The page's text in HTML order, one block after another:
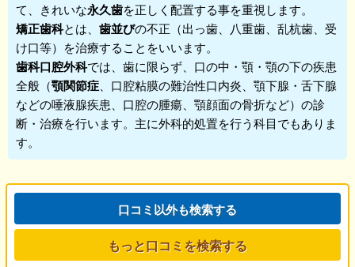
て、きれいな永久歯を正しく配置する事を重視します。
矯正歯科とは、 歯並びの不正（出っ歯、八重歯、乱杭歯、受
け口等）を治療することをいいます。
歯科口腔外科では、歯に限らず、口の中・顎・顎の下の疾患
全般（顎関節症 、口腔粘膜の難治性口内炎、顎下腺・舌下腺
などの唾液腺疾患、口腔の腫瘍、顎顔面の骨折など）の診
断・治療を行います。主に外科的処置を行う科目でもありま
す。
口コミ以外も検索する
もっと口コミを検索する